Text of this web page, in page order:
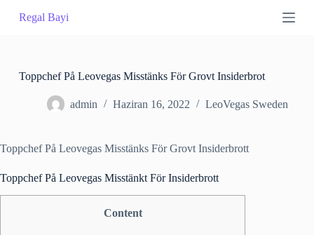
S
o
n
Regal Bayi
Toppchef På Leovegas Misstänks För Grovt Insiderbrot
admin Haziran 16, 2022 LeoVegas Sweden
Toppchef På Leovegas Misstänks För Grovt Insiderbrott
Toppchef På Leovegas Misstänkt För Insiderbrott
Content